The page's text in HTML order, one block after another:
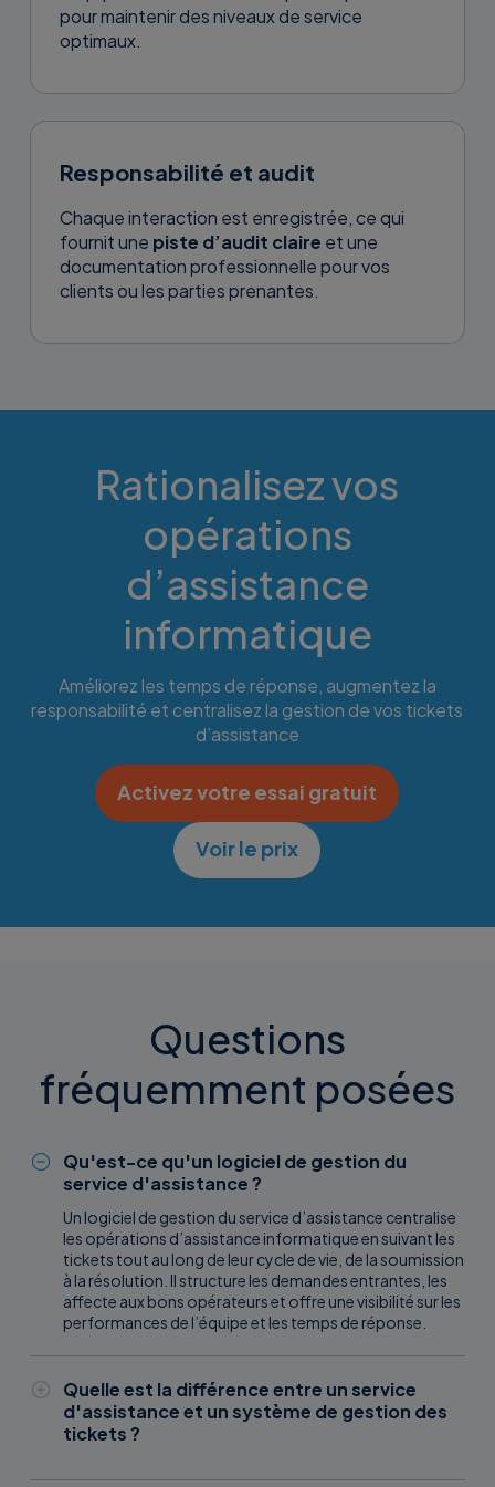
pour maintenir des niveaux de service
optimaux.
Responsabilité et audit
Chaque interaction est enregistrée, ce qui
fournit une piste d’audit claire et une
documentation professionnelle pour vos
clients ou les parties prenantes.
Rationalisez vos
opérations
d’assistance
informatique
Améliorez les temps de réponse, augmentez la
responsabilité et centralisez la gestion de vos tickets
d’assistance
Activez votre essai gratuit
Voir le prix
Questions
fréquemment posées
Qu'est-ce qu'un logiciel de gestion du
service d'assistance ?
Un logiciel de gestion du service d’assistance centralise
les opérations d’assistance informatique en suivant les
tickets tout au long de leur cycle de vie, de la soumission
à la résolution. Il structure les demandes entrantes, les
affecte aux bons opérateurs et offre une visibilité sur les
performances de l’équipe et les temps de réponse.
Quelle est la différence entre un service
d'assistance et un système de gestion des
tickets ?